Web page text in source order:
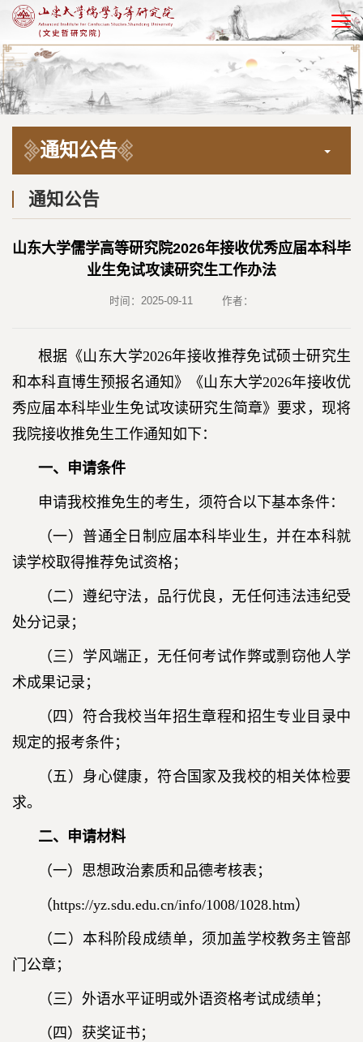
EN
通知公告
通知公告
山东大学儒学高等研究院2026年接收优秀应届本科毕
业生免试攻读研究生工作办法
时间：2025-09-11 作者：
根据《山东大学2026年接收推荐免试硕士研究生
和本科直博生预报名通知》《山东大学2026年接收优
秀应届本科毕业生免试攻读研究生简章》要求，现将
我院接收推免生工作通知如下：
一、申请条件
申请我校推免生的考生，须符合以下基本条件：
（一）普通全日制应届本科毕业生，并在本科就
读学校取得推荐免试资格；
（二）遵纪守法，品行优良，无任何违法违纪受
处分记录；
（三）学风端正，无任何考试作弊或剽窃他人学
术成果记录；
（四）符合我校当年招生章程和招生专业目录中
规定的报考条件；
（五）身心健康，符合国家及我校的相关体检要
求。
二、申请材料
（一）思想政治素质和品德考核表；
（https://yz.sdu.edu.cn/info/1008/1028.htm）
（二）本科阶段成绩单，须加盖学校教务主管部
门公章；
（三）外语水平证明或外语资格考试成绩单；
（四）获奖证书；